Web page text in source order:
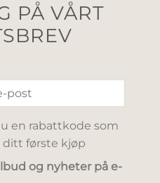
PÅ VÅRT
en rabattkode som
ditt første kjøp
og nyheter på e-